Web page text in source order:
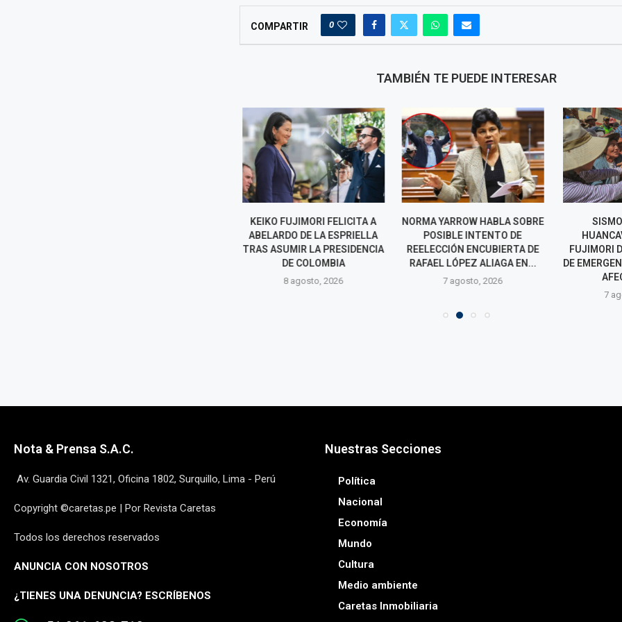
COMPARTIR 0
TAMBIÉN TE PUEDE INTERESAR
KEIKO FUJIMORI FELICITA A
ABELARDO DE LA ESPRIELLA
TRAS ASUMIR LA PRESIDENCIA
DE COLOMBIA
8 agosto, 2026
NORMA YARROW HABLA SOBRE
POSIBLE INTENTO DE
REELECCIÓN ENCUBIERTA DE
RAFAEL LÓPEZ ALIAGA EN...
7 agosto, 2026
SISMO
FUJIMORI
DE
7
Nota & Prensa S.A.C.
Av. Guardia Civil 1321, Oficina 1802, Surquillo, Lima - Perú
Copyright ©caretas.pe | Por Revista Caretas
Todos los derechos reservados
ANUNCIA CON NOSOTROS
¿TIENES UNA DENUNCIA? ESCRÍBENOS
Nuestras Secciones
Política
Nacional
Economía
Mundo
Cultura
Medio ambiente
Caretas Inmobiliaria